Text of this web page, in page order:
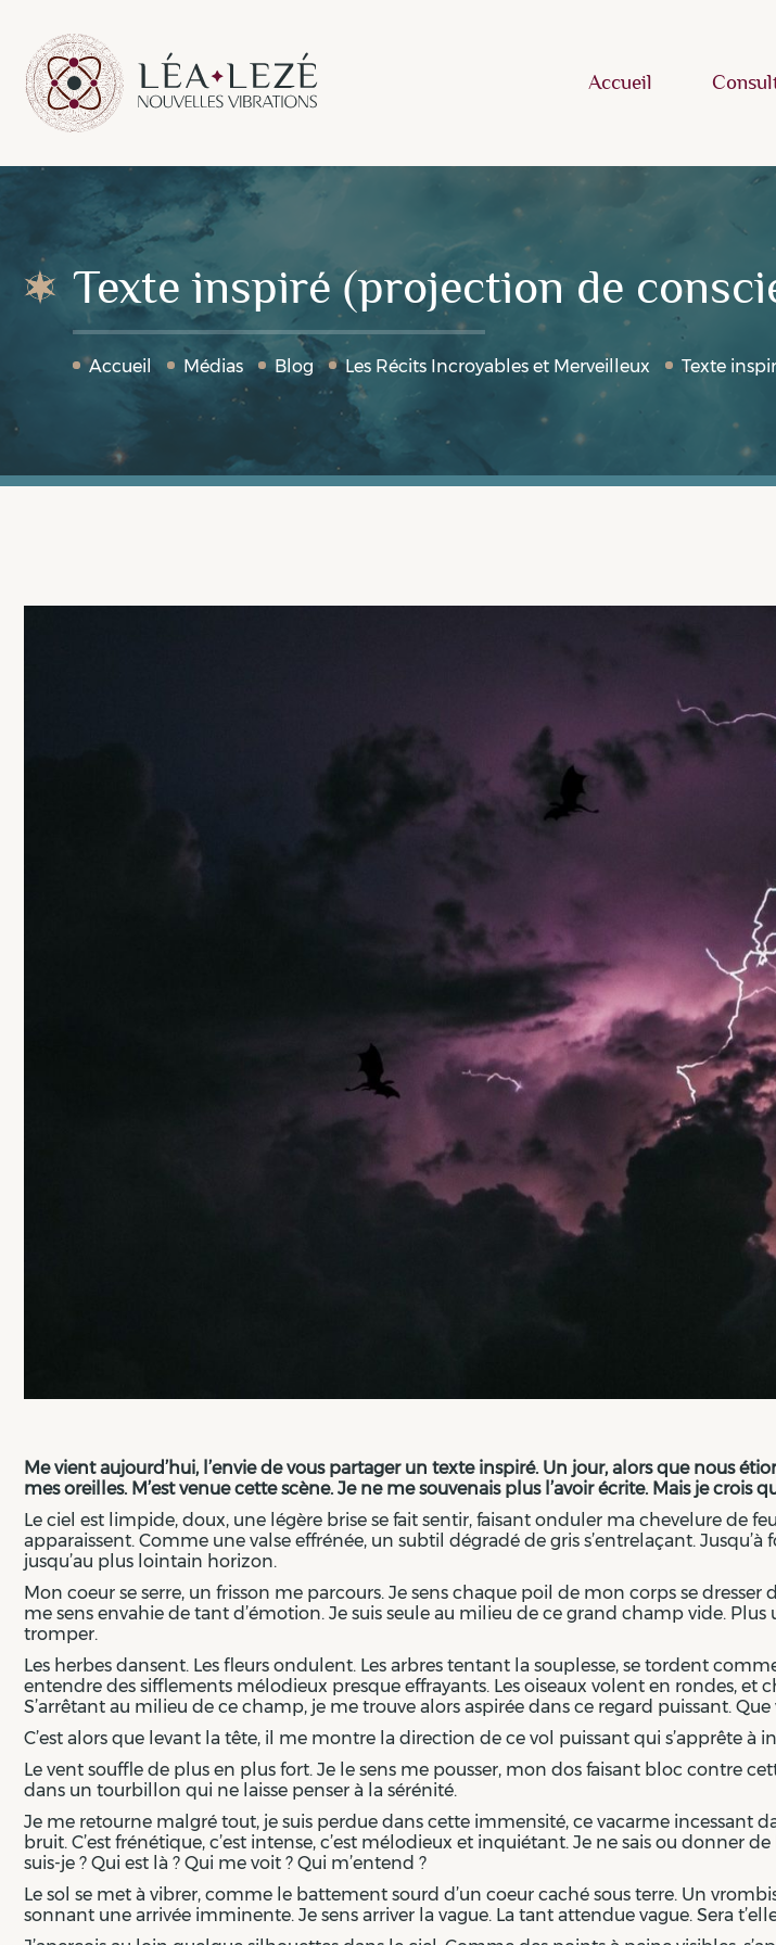
Accueil
Texte inspiré (projection de
Accueil Médias Blog Les Récits Incroyables et Merveilleux Texte
Me vient aujourd’hui, l’envie de vous partager un texte inspiré. Un jour, alors que nous
mes oreilles. M’est venue cette scène. Je ne me souvenais plus l’avoir écrite. Mais je crois
Le ciel est limpide, doux, une légère brise se fait sentir, faisant onduler ma chevelure de
apparaissent. Comme une valse effrénée, un subtil dégradé de gris s’entrelaçant.
jusqu’au plus lointain horizon.
Mon coeur se serre, un frisson me parcours. Je sens chaque poil de mon corps se
me sens envahie de tant d’émotion. Je suis seule au milieu de ce grand champ vide.
tromper.
Les herbes dansent. Les fleurs ondulent. Les arbres tentant la souplesse, se tordent
entendre des sifflements mélodieux presque effrayants. Les oiseaux volent en rondes, et
S’arrêtant au milieu de ce champ, je me trouve alors aspirée dans ce regard puissant.
C’est alors que levant la tête, il me montre la direction de ce vol puissant qui s’apprête à
Le vent souffle de plus en plus fort. Je le sens me pousser, mon dos faisant bloc contre
dans un tourbillon qui ne laisse penser à la sérénité.
Je me retourne malgré tout, je suis perdue dans cette immensité, ce vacarme incessant
bruit. C’est frénétique, c’est intense, c’est mélodieux et inquiétant. Je ne sais ou donner
suis-je ? Qui est là ? Qui me voit ? Qui m’entend ?
Le sol se met à vibrer, comme le battement sourd d’un coeur caché sous terre. Un
sonnant une arrivée imminente. Je sens arriver la vague. La tant attendue vague. Sera